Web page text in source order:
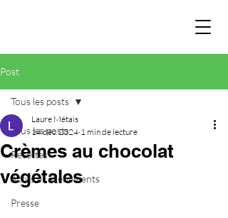
Post
Tous les posts
Recettes
Actus et évènements
Presse
Tous les posts
Crèmes au chocolat
végétales
Laure Métais
14 déc. 2024 1 min de lecture